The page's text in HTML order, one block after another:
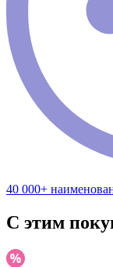
40 000+
С этим